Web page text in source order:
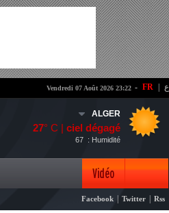
- FR ع Vendredi 07 Août 2026 23:22
ALGER
27° C | ciel dégagé
: Humidité
67
Vidéo
Photo
Facebook Twitter Rss